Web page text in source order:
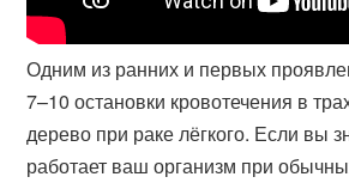
Одним из ранних и первых
7–10 остановки кровотечения в
дерево при раке лёгкого. Если вы
работает ваш организм при